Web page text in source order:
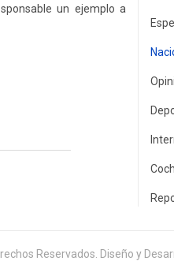
un ejemplo a
Reservados. Diseño y